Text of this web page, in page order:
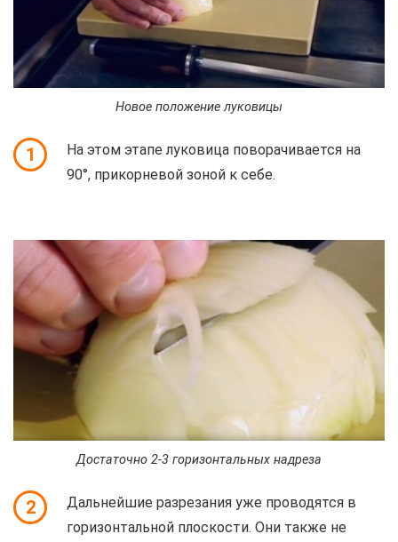
Новое положение луковицы
1
На этом этапе луковица поворачивается на
90°, прикорневой зоной к себе.
Достаточно 2-3 горизонтальных надреза
2
Дальнейшие разрезания уже проводятся в
горизонтальной плоскости. Они также не